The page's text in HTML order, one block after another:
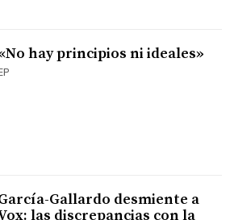
hay principios ni ideales»
Gallardo desmiente a
las discrepancias con la